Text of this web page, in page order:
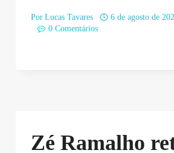
Por Lucas Tavares
6 de agosto de
0 Comentários
Zé Ramalho